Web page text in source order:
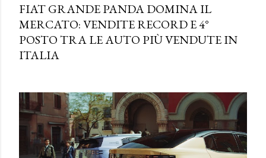
FIAT GRANDE PANDA DOMINA IL
MERCATO: VENDITE RECORD E 4°
POSTO TRA LE AUTO PIÙ VENDUTE IN
ITALIA